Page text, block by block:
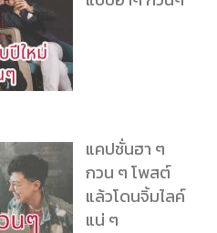
แคปชั่นฮา ๆ
กวน ๆ โพสต์
แล้วโดนจิ้มไลค์
แน่ ๆ